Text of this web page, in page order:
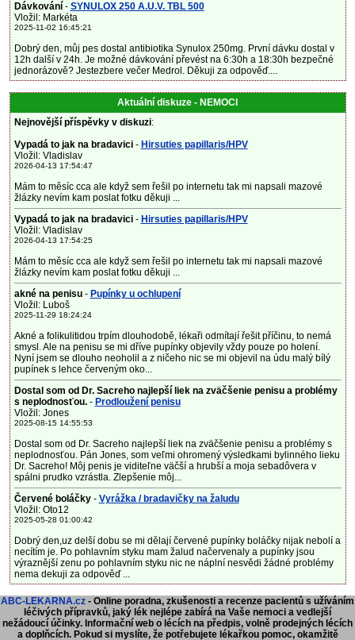
Dávkování - SYNULOX 250 A.U.V. TBL 500
Vložil: Markéta
2025-11-02 16:45:21
Dobrý den, můj pes dostal antibiotika Synulox 250mg. První dávku dostal v
12h další v 24h. Je možné dávkování převést na 6:30h a 18:30h bezpečné
jednorázově? Jestezbere večer Medrol. Děkuji za odpověď....
Aktuální diskuze - NEMOCI
Nejnovější příspěvky v diskuzi:
Vypadá to jak na bradavici - Hirsuties papillaris/HPV
Vložil: Vladislav
2026-04-13 17:54:47
Mám to měsíc cca ale když sem řešil po internetu tak mi napsali mazové
žlázky nevím kam poslat fotku děkuji ...
Vypadá to jak na bradavici - Hirsuties papillaris/HPV
Vložil: Vladislav
2026-04-13 17:54:25
Mám to měsíc cca ale když sem řešil po internetu tak mi napsali mazové
žlázky nevím kam poslat fotku děkuji ...
akné na penisu- Pupínky u ochlupení
Vložil: Luboš
2025-11-29 18:24:24
Akné a folikulitidou trpím dlouhodobě, lékaři odmítají řešit příčinu, to nemá
smysl. Ale na penisu se mi dříve pupínky objevily vždy pouze po holení.
Nyní jsem se dlouho neoholil a z ničeho nic se mi objevil na údu malý bílý
pupínek s lehce červeným oko...
Dostal som od Dr. Sacreho najlepší liek na zväčšenie penisu a problémy
s neplodnosťou.- Prodloužení penisu
Vložil: Jones
2025-08-15 14:55:53
Dostal som od Dr. Sacreho najlepší liek na zväčšenie penisu a problémy s
neplodnosťou. Pán Jones, som veľmi ohromený výsledkami bylinného lieku
Dr. Sacreho! Môj penis je viditeľne väčší a hrubší a moja sebadôvera v
spálni prudko vzrástla. Zlepšenie môj...
Červené boláčky - Vyrážka / bradavičky na žaludu
Vložil: Oto12
2025-05-28 01:00:42
Dobrý den,uz delší dobu se mi dělají červené pupínky boláčky nijak nebolí a
necítím je. Po pohlavním styku mam žalud načervenaly a pupínky jsou
výraznější zenu po pohlavním styku nic ne náplní nesvědi žádné problémy
nema dekuji za odpověď ...
ABC-LEKARNA.cz - Online poradna, zkušenosti a recenze pacientů s užíváním
léčivých přípravků, jaký lék nejlépe zabírá na Vaše nemoci a vedlejší
nežádoucí účinky. Informační web o lécích na předpis, volně prodejných lécích
a doplňcích. Pokud si myslíte, že potřebujete lékařkou pomoc, okamžitě